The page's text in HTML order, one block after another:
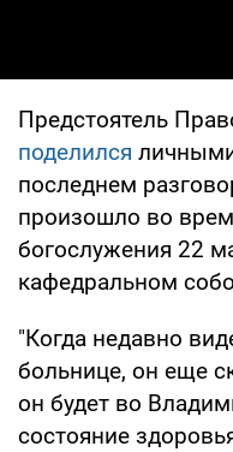
Предстоятель
поделился
последнем
произошло во
богослужения 22
кафедральном
"Когда недавно
больнице, он еще
он будет во
состояние